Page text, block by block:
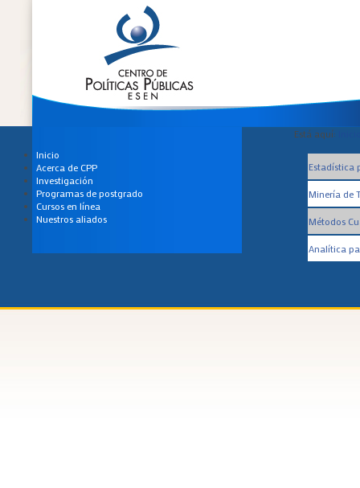
Inicio
Acerca de CPP
Investigación
Programas de postgrado
Cursos en línea
Nuestros aliados
Está aquí:
Estadística
Minería de
Métodos
Analítica